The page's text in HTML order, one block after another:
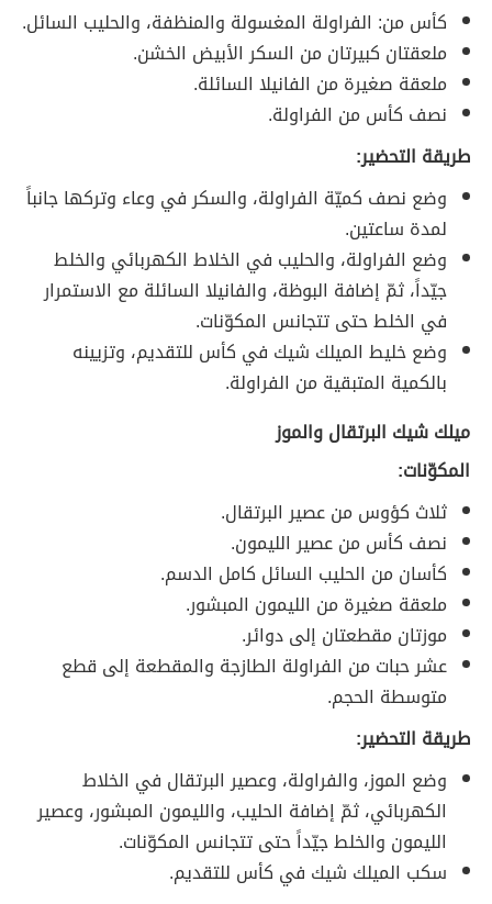
كأس من: الفراولة المغسولة والمنظفة، والحليب السائل.
ملعقتان كبيرتان من السكر الأبيض الخشن.
ملعقة صغيرة من الفانيلا السائلة.
نصف كأس من الفراولة.
طريقة التحضير:
وضع نصف كميّة الفراولة، والسكر في وعاء وتركها جانباً
لمدة ساعتين.
وضع الفراولة، والحليب في الخلاط الكهربائي والخلط
جيّداً، ثمّ إضافة البوظة، والفانيلا السائلة مع الاستمرار
في الخلط حتى تتجانس المكوّنات.
وضع خليط الميلك شيك في كأس للتقديم، وتزيينه
بالكمية المتبقية من الفراولة.
ميلك شيك البرتقال والموز
المكوّنات:
ثلاث كؤوس من عصير البرتقال.
نصف كأس من عصير الليمون.
كأسان من الحليب السائل كامل الدسم.
ملعقة صغيرة من الليمون المبشور.
موزتان مقطعتان إلى دوائر.
عشر حبات من الفراولة الطازجة والمقطعة إلى قطع
متوسطة الحجم.
طريقة التحضير:
وضع الموز، والفراولة، وعصير البرتقال في الخلاط
الكهربائي، ثمّ إضافة الحليب، والليمون المبشور، وعصير
الليمون والخلط جيّداً حتى تتجانس المكوّنات.
سكب الميلك شيك في كأس للتقديم.